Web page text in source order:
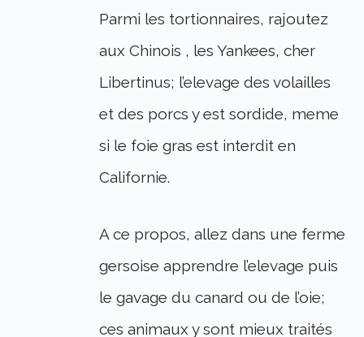
Parmi les tortionnaires, rajoutez
aux Chinois , les Yankees, cher
Libertinus; l’elevage des volailles
et des porcs y est sordide, meme
si le foie gras est interdit en
Californie.
A ce propos, allez dans une ferme
gersoise apprendre l’elevage puis
le gavage du canard ou de l’oie;
ces animaux y sont mieux traités